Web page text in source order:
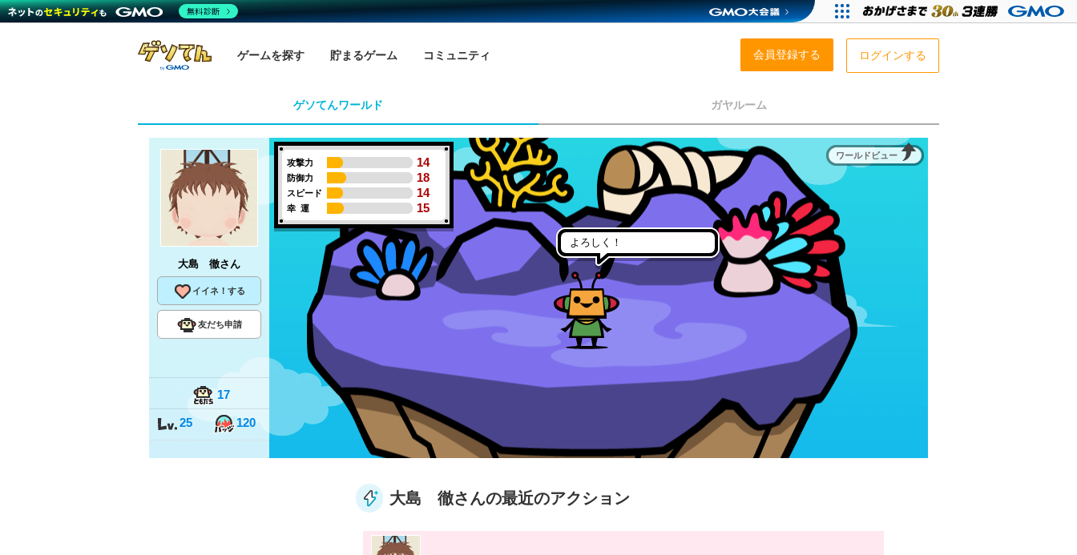
ゲームを探す 貯まるゲーム コミュニティ 会員登録する ログインする
ゲソてんワールド ガヤルーム
大島 徹さん
イイネ！する
友だち申請
17
25 120
ワールドビュー
攻撃力 14
防御力 18
スピード 14
幸 運 15
よろしく！
大島 徹さんの最近のアクション
無料診断